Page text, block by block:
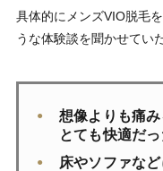
具体的にメンズVIO脱毛
うな体験談を聞かせてい
想像よりも痛
とても快適だっ
床やソファな